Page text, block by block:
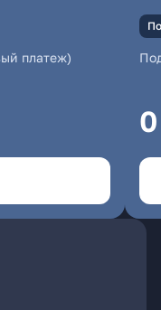
платеж)
0